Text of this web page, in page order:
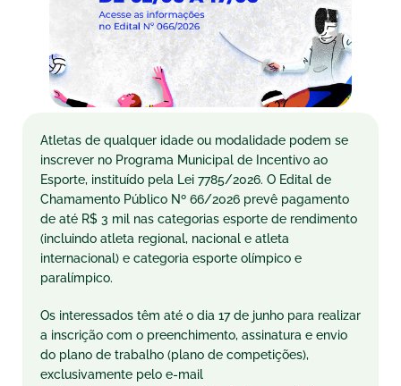
Atletas de qualquer idade ou modalidade podem se
inscrever no Programa Municipal de Incentivo ao
Esporte, instituído pela Lei 7785/2026. O Edital de
Chamamento Público Nº 66/2026 prevê pagamento
de até R$ 3 mil nas categorias esporte de rendimento
(incluindo atleta regional, nacional e atleta
internacional) e categoria esporte olímpico e
paralímpico.
Os interessados têm até o dia 17 de junho para realizar
a inscrição com o preenchimento, assinatura e envio
do plano de trabalho (plano de competições),
exclusivamente pelo e-mail